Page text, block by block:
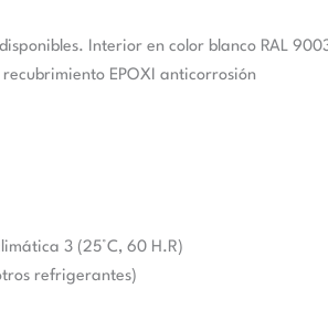
Interior en color blanco RAL
EPOXI anticorrosión
3 (25°C, 60 H.R)
refrigerantes)